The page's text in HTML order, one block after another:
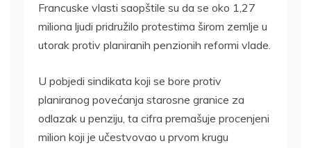
Francuske vlasti saopštile su da se oko 1,27
miliona ljudi pridružilo protestima širom zemlje u
utorak protiv planiranih penzionih reformi vlade.
U pobjedi sindikata koji se bore protiv
planiranog povećanja starosne granice za
odlazak u penziju, ta cifra premašuje procenjeni
milion koji je učestvovao u prvom krugu